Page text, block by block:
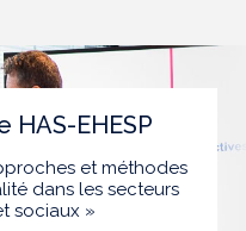
HAS-EHESP
et méthodes
dans les secteurs
sociaux »